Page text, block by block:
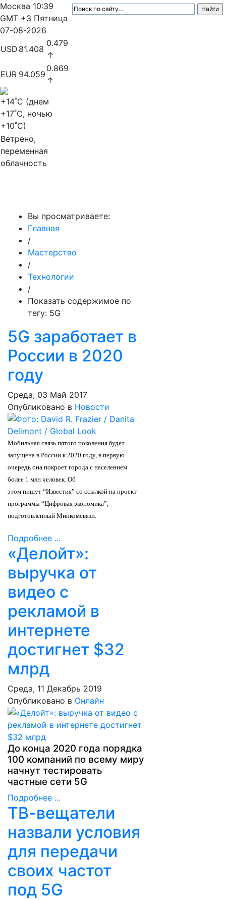
Москва 10:39
GMT +3 Пятница
07-08-2026
USD 81.408
0.479
↑
EUR 94.059
0.869
↑
+14˚C (днем
+17˚C, ночью
+10˚C)
Ветрено,
переменная
облачность
Вы просматриваете:
Главная
/
Мастерство
/
Технологии
/
Показать содержимое по
тегу: 5G
5G заработает в
России в 2020
году
Среда, 03 Май 2017
Опубликовано в Новости
Мобильная связь пятого поколения будет
запущена в России к 2020 году, в первую
очередь она покроет города с населением
более 1 млн человек. Об
этом пишут “Известия” со ссылкой на проект
программы “Цифровая экономика”,
подготовленный Минкомсвязи.
Подробнее ...
«Делойт»:
выручка от
видео с
рекламой в
интернете
достигнет $32
млрд
Среда, 11 Декабрь 2019
Опубликовано в Онлайн
До конца 2020 года порядка
100 компаний по всему миру
начнут тестировать
частные сети 5G
Подробнее ...
ТВ-вещатели
назвали условия
для передачи
своих частот
под 5G